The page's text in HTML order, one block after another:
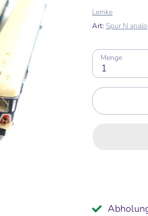
Lemke
Art: Spur N
Menge
1